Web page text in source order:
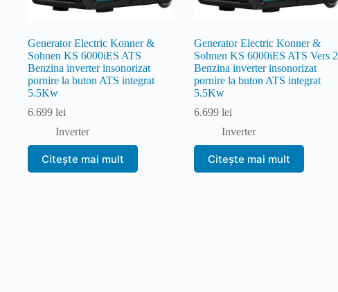
Generator Electric Konner &
Sohnen KS 6000iES ATS
Benzina inverter insonorizat
pornire la buton ATS integrat
5.5Kw
6.699 lei
Inverter
Citește mai mult
Generator Electric Konner &
Sohnen KS 6000iES ATS Vers 2
Benzina inverter insonorizat
pornire la buton ATS integrat
5.5Kw
6.699 lei
Inverter
Citește mai mult